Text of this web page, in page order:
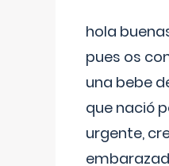
hola
pues os
una bebe
que nació
urgente,